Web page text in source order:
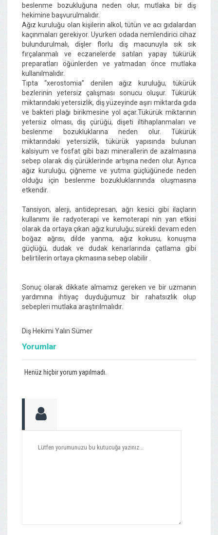
beslenme bozukluğuna neden olur, mutlaka bir diş
hekimine başvurulmalıdır.
Ağız kuruluğu olan kişilerin alkol, tütün ve acı gıdalardan
kaçınmaları gerekiyor. Uyurken odada nemlendirici cihaz
bulundurulmalı, dişler florlu diş macunuyla sık sık
fırçalanmalı ve eczanelerde satılan yapay tükürük
preparatları öğünlerden ve yatmadan önce mutlaka
kullanılmalıdır.
Tıpta “xerostomia” denilen ağız kuruluğu, tükürük
bezlerinin yetersiz çalışması sonucu oluşur. Tükürük
miktarındaki yetersizlik, diş yüzeyinde aşırı miktarda gıda
ve bakteri plağı birikmesine yol açar.Tükürük miktarının
yetersiz olması, diş çürüğü, dişeti iltihaplanmaları ve
beslenme bozukluklarına neden olur. Tükürük
miktarındaki yetersizlik, tükürük yapısında bulunan
kalsiyum ve fosfat gibi bazı minerallerin de azalmasına
sebep olarak diş çürüklerinde artışına neden olur. Ayrıca
ağız kuruluğu, çiğneme ve yutma güçlüğünede neden
olduğu için beslenme bozukluklarınında oluşmasına
etkendir.
Tansiyon, alerji, antidepresan, ağrı kesici gibi ilaçların
kullanımı ile radyoterapi ve kemoterapi nin yan etkisi
olarak da ortaya çıkan ağız kuruluğu; sürekli devam eden
boğaz ağrısı, dilde yanma, ağız kokusu, konuşma
güçlüğü, dudak ve dudak kenarlarında çatlama gibi
belirtilerin ortaya çıkmasına sebep olabilir .
Sonuç olarak dikkate almamız gereken ve bir uzmanın
yardımına ihtiyaç duyduğumuz bir rahatsızlık olup
sebepleri mutlaka araştırılmalıdır.
Diş Hekimi Yalın Sümer
Yorumlar
Henüz hiçbir yorum yapılmadı.